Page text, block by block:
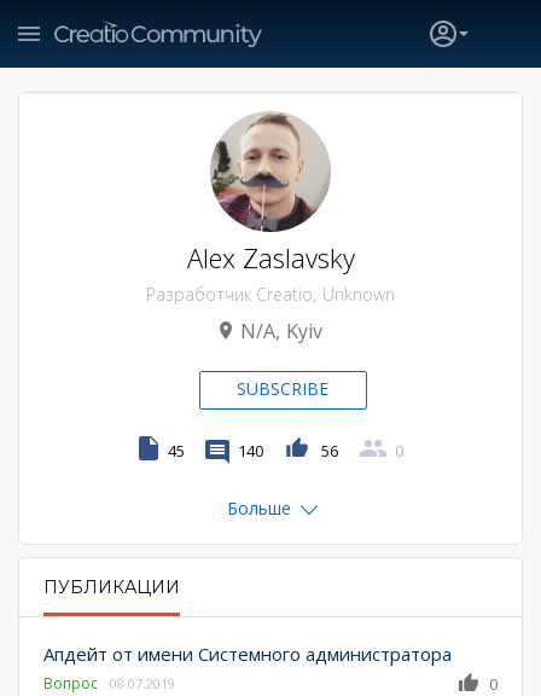
PRIMARY TABS
ПУБЛИКАЦИИ
Апдейт от имени Системного администратора
Вопрос 0
08.07.2019
Alex Zaslavsky
Разработчик Creatio Unknown
N/A Kyiv
SUBSCRIBE
45 140 56 0
Больше